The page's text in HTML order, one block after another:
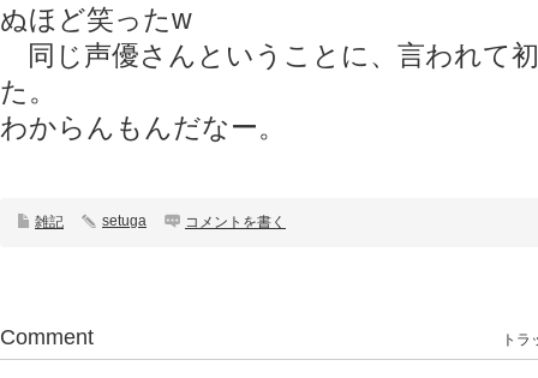
ぬほど笑ったw
同じ声優さんということに、言われて
た。
わからんもんだなー。
雑記 setuga コメントを書く
Comment トラ